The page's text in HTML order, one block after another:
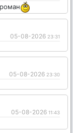
05-08-2026 23:31
05-08-2026 23:30
05-08-2026 11:43